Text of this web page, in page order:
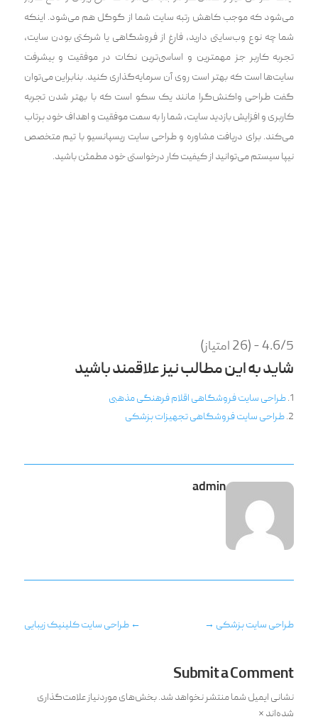
می‌شود که موجب کاهش رتبه سایت شما از گوگل هم می‌شود. اینکه
شما چه نوع وب‌سایتی دارید، فارغ از فروشگاهی یا شرکتی بودن سایت،
تجربه کاربر جز مهمترین و اساسی‌ترین نکات در موفقیت و پیشرفت
سایت‌ها است که بهتر است روی آن سرمایه‌گذاری کنید. بنابراین می‌توان
گفت طراحی واکنش‌گرا مانند یک سکو است که با بهتر شدن تجربه
کاربری و افزایش بازدید سایت، شما را به سمت موفقیت و اهداف خود پرتاب
می‌کند. برای دریافت مشاوره و طراحی سایت ریسپانسیو با تیم متخصص
نیپا سیستم می‌توانید از کیفیت کار درخواستی خود مطمئن باشید.
4.6/5 - (26 امتیاز)
شاید به این مطالب نیز علاقمند باشید
طراحی سایت فروشگاهی اقلام فرهنگی مذهبی
طراحی سایت فروشگاهی تجهیزات پزشکی
admin
←طراحی سایت کلینیک زیبایی طراحی سایت پزشکی →
Submit a Comment
نشانی ایمیل شما منتشر نخواهد شد.بخش‌های موردنیاز علامت‌گذاری
شده‌اند *